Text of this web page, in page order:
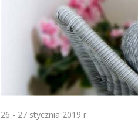
26 - 27 stycznia 2019 r.